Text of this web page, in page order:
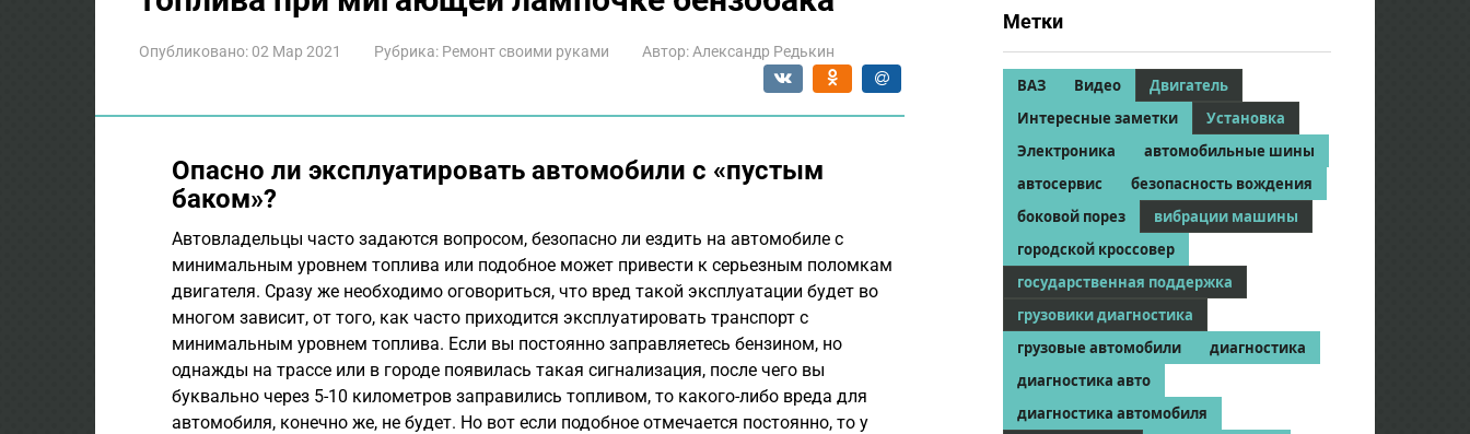
Опубликовано: 02 Мар 2021 Рубрика: Ремонт своими руками Автор: Александр Редькин
Опасно ли эксплуатировать автомобили с «пустым
баком»?
Автовладельцы часто задаются вопросом, безопасно ли ездить на автомобиле с
минимальным уровнем топлива или подобное может привести к серьезным поломкам
двигателя. Сразу же необходимо оговориться, что вред такой эксплуатации будет во
многом зависит, от того, как часто приходится эксплуатировать транспорт с
минимальным уровнем топлива. Если вы постоянно заправляетесь бензином, но
однажды на трассе или в городе появилась такая сигнализация, после чего вы
буквально через 5-10 километров заправились топливом, то какого-либо вреда для
автомобиля, конечно же, не будет. Но вот если подобное отмечается постоянно, то у
Метки
ВАЗ Видео
Двигатель
Интересные заметки
Установка
Электроника
автомобильные шины
автосервис
безопасность вождения
боковой порез
вибрации машины
городской кроссовер
государственная поддержка
грузовики диагностика
грузовые автомобили
диагностика
диагностика авто
диагностика автомобиля